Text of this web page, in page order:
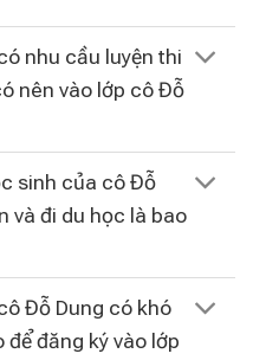
nhu cầu luyện thi
nên vào lớp cô Đỗ
sinh của cô Đỗ
và đi du học là bao
Đỗ Dung có khó
để đăng ký vào lớp